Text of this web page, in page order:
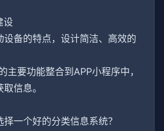
设
设备的特点，设计简洁、高效的
主要功能整合到APP小程序中，
信息。
一个好的分类信息系统？